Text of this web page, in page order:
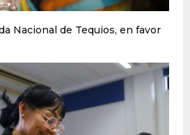
Nacional de Tequios, en favor